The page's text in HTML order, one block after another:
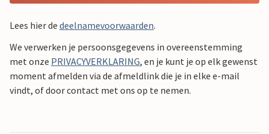
Lees hier de deelnamevoorwaarden.
We verwerken je persoonsgegevens in overeenstemming
met onze PRIVACYVERKLARING, en je kunt je op elk gewenst
moment afmelden via de afmeldlink die je in elke e-mail
vindt, of door contact met ons op te nemen.